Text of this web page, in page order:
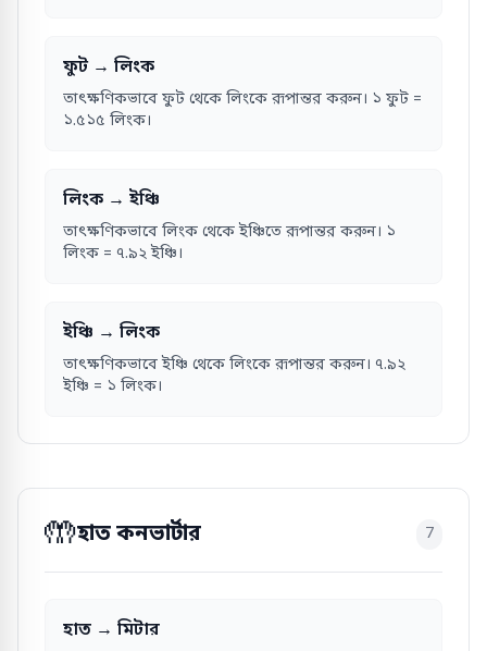
ফুট → লিংক
তাৎক্ষণিকভাবে ফুট থেকে লিংকে রূপান্তর করুন। ১ ফুট =
১.৫১৫ লিংক।
লিংক → ইঞ্চি
তাৎক্ষণিকভাবে লিংক থেকে ইঞ্চিতে রূপান্তর করুন। ১
লিংক = ৭.৯২ ইঞ্চি।
ইঞ্চি → লিংক
তাৎক্ষণিকভাবে ইঞ্চি থেকে লিংকে রূপান্তর করুন। ৭.৯২
ইঞ্চি = ১ লিংক।
🤲হাত কনভার্টার 7
হাত → মিটার